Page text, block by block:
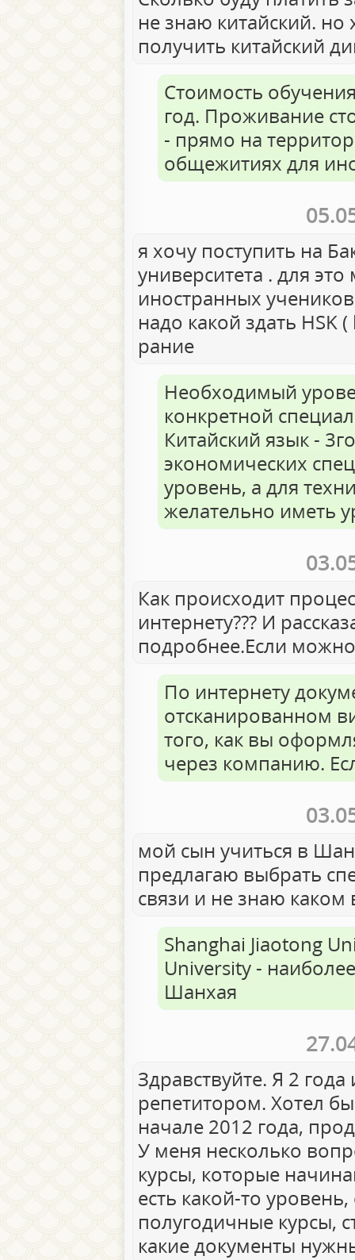
не знаю китайский. но
получить китайский
Стоимость
год. Проживание
- прямо на
общежитиях для
я хочу поступить на
университетa . для
иностранных
надо какой здать HSK
рание
Необходимый
конкретной
Китайский язык -
экономических
уровень, а для
желательно иметь
Как происходит
интернету??? И
подробнее.Если
По интернету
отсканированном
того, как вы
через компанию.
мой сын учиться в
предлагаю выбрать
связи и не знаю каком
Shanghai Jiaotong
University -
Шанхая
Здравствуйте. Я 2
репетитором. Хотел
начале 2012 года,
У меня несколько
курсы, которые
есть какой-то уровень,
полугодичные курсы,
какие документы